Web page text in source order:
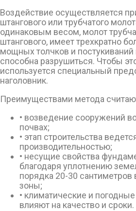
Воздействие осуществляется
штангового или трубчатого
одинаковым весом, молот
штангового, имеет трехкратно
мощных толчков и постукиваний
способна разрушиться. Чтобы
используется специальный
наголовник.
Преимуществами метода
• возведение сооружений
почвах;
• этап строительства
производительностью;
• несущие свойства
благодаря уплотнению
порядка 20-30 сантиметров
зоны;
• климатические и
влияют на качество и сроки.